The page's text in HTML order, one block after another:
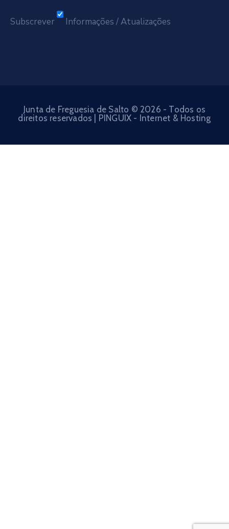
Subscrever Informações / Atualizações
Junta de Freguesia de Salto © 2026 - Todos os
direitos reservados | PINGUIX - Internet & Hosting